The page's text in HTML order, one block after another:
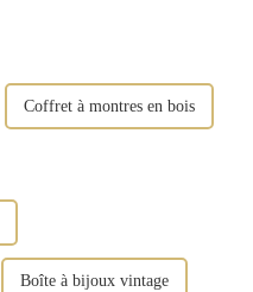
Coffret à montres en bois
Boîte à bijoux vintage